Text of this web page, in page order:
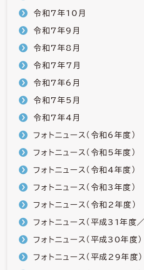
令和7年10月
令和7年9月
令和7年8月
令和7年7月
令和7年6月
令和7年5月
令和7年4月
フォトニュース（令和6年度）
フォトニュース（令和5年度）
フォトニュース（令和4年度）
フォトニュース（令和3年度）
フォトニュース（令和2年度）
フォトニュース（平成31年度
フォトニュース（平成30年度）
フォトニュース（平成29年度）